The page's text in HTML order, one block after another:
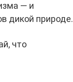
— и
дикой природе.
что